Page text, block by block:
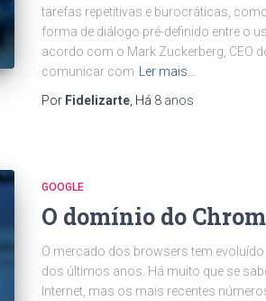
tarefas repetitivas e burocráticas,
forma de diálogo pré-definido entre o
acordo com o Mark Zuckerberg, CEO
comunicar com
Ler mais…
Por Fidelizarte , Há 8 anos
GOOGLE
O domínio do
O mercado dos browsers tem
dos últimos anos. Há muito que se
Internet, mas os mais recentes